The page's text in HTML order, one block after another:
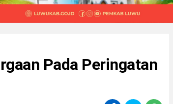
Pada Peringatan